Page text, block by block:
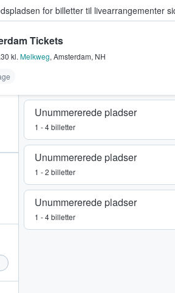
for billetter til livearrangementer
fans køber og sælger billetter
Tickets
kl. Melkweg, Amsterdam, NH
Unummererede pladser
1 - 4 billetter
Unummererede pladser
1 - 2 billetter
Unummererede pladser
1 - 4 billetter